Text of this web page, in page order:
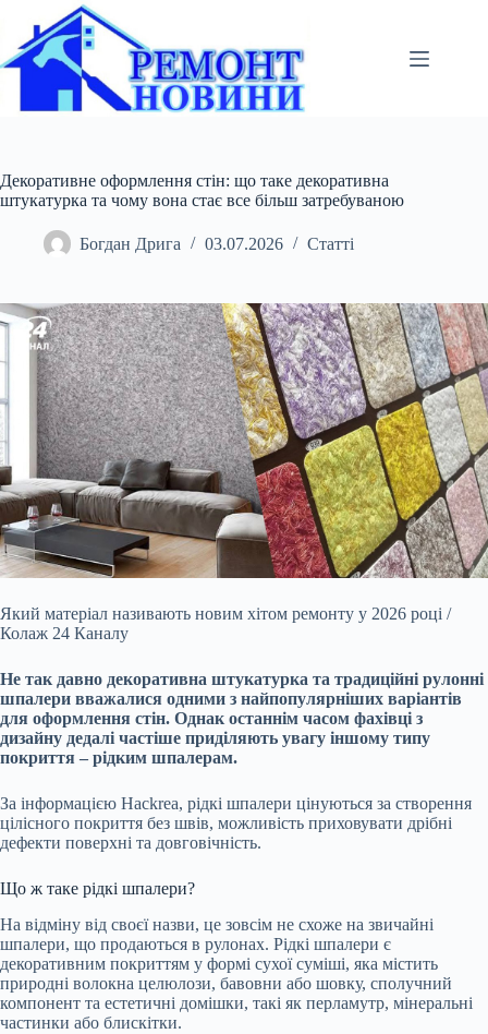
вмісту
Декоративне оформлення стін: що таке декоративна
штукатурка та чому вона стає все більш затребуваною
Богдан Дрига 03.07.2026 Статті
Який матеріал називають новим хітом ремонту у 2026 році /
Колаж 24 Каналу
Не так давно декоративна штукатурка та традиційні рулонні
шпалери вважалися одними з найпопулярніших варіантів
для оформлення стін. Однак останнім часом фахівці з
дизайну дедалі частіше приділяють увагу іншому типу
покриття – рідким шпалерам.
За інформацією Hackrea, рідкі шпалери цінуються за створення
цілісного покриття без швів, можливість приховувати дрібні
дефекти поверхні та довговічність.
Що ж таке рідкі шпалери?
На відміну від своєї назви, це зовсім не схоже на звичайні
шпалери, що продаються в рулонах. Рідкі шпалери є
декоративним покриттям у формі сухої суміші, яка містить
природні волокна целюлози, бавовни або шовку, сполучний
компонент та естетичні домішки, такі як перламутр, мінеральні
частинки або блискітки.